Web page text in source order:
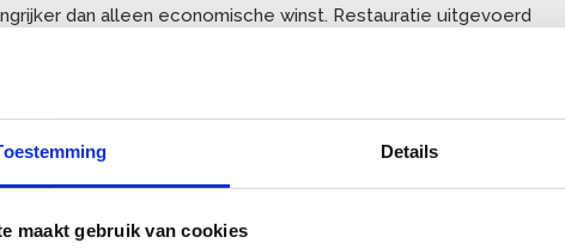
Details
maakt gebruik van cookies
dan alleen economische winst. Restauratie uitgevoerd
(ambachtelijke) bedrijven is gekoppeld aan een aantal
het werk zelf
architectuur
via kwaliteitsrichtlijnen